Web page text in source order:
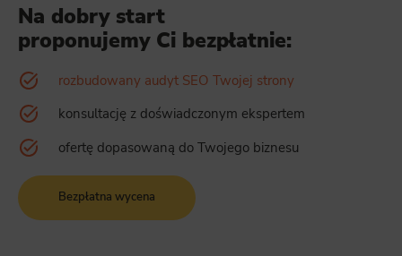
Na dobry start
proponujemy Ci bezpłatnie:
rozbudowany audyt SEO Twojej strony
konsultację z doświadczonym ekspertem
ofertę dopasowaną do Twojego biznesu
Bezpłatna wycena